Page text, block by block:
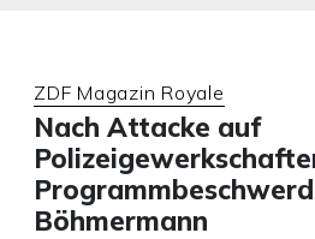
ZDF Magazin Royale
Nach Attacke auf
Böhmermann